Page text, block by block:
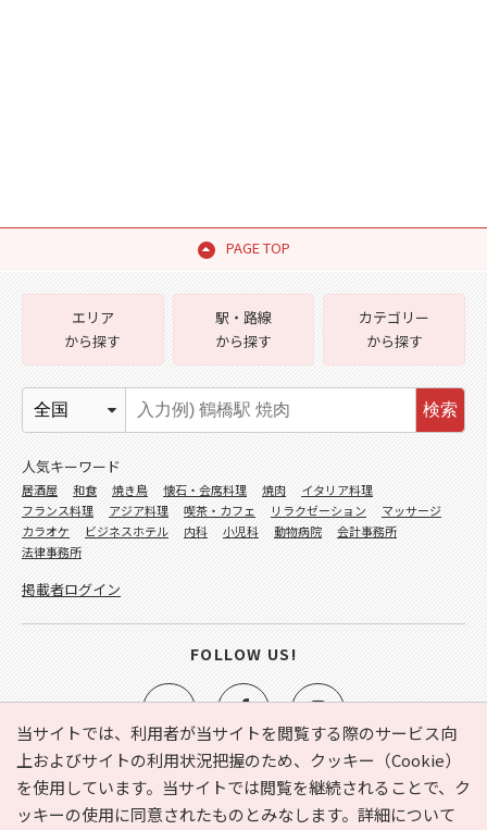
PAGE TOP
当サイトでは、利用者が当サイトを閲覧する際のサービス向
上およびサイトの利用状況把握のため、クッキー（Cookie）
を使用しています。当サイトでは閲覧を継続されることで、ク
ッキーの使用に同意されたものとみなします。詳細について
e-NAVITA（イーナビタ）とは？ お気に入り
ヘルプ
利用規約
個人情報の取り扱いについて 運営会社
エリア
から探す
駅・路線
から探す
カテゴリー
から探す
検索
人気キーワード
居酒屋 和食 焼き鳥 懐石・会席料理 焼肉
イタリア料理
フランス料理
アジア料理 喫茶・カフェ リラクゼーション
マッサージ
カラオケ
ビジネスホテル 内科 小児科 動物病院
会計事務所
法律事務所
掲載者ログイン
FOLLOW US!